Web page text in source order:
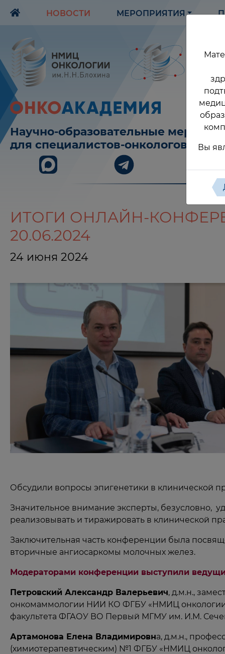
Вы
НОВОСТИ МЕРОПРИЯТИЯ
Научно-образовательные
для специалистов-онкологов
ИТОГИ ОНЛАЙН-
20.06.2024
24 июня 2024
Обсудили вопросы эпигенетики в клинической
Значительное внимание эксперты, безусловно,
реализовывать и тиражировать в клинической
Заключительная часть конференции была
вторичные ангиосаркомы молочных желез.
Модераторами конференции выступили
Петровский Александр Валерьевич, д.м.н.,
онкомаммологии НИИ КО ФГБУ «НМИЦ онкологии
факультета ФГАОУ ВО Первый МГМУ им. И.М.
Артамонова Елена Владимировна, д.м.н.,
(химиотерапевтическим) №1 ФГБУ «НМИЦ